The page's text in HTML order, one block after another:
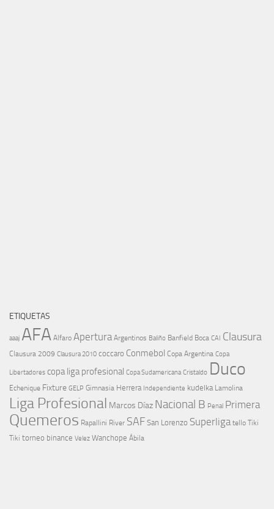
ETIQUETAS
aaaj AFA Alfaro Apertura Argentinos Baliño Banfield Boca CAI Clausura
Clausura 2009 Clausura 2010 coccaro Conmebol Copa Argentina Copa
Libertadores copa liga profesional Copa Sudamericana Cristaldo Duco
Echenique Fixture GELP Gimnasia Herrera Independiente kudelka Lamolina
Liga Profesional Marcos Díaz Nacional B Penal Primera
Quemeros Rapallini River SAF San Lorenzo Superliga tello Tiki
Tiki torneo binance Velez Wanchope Ábila